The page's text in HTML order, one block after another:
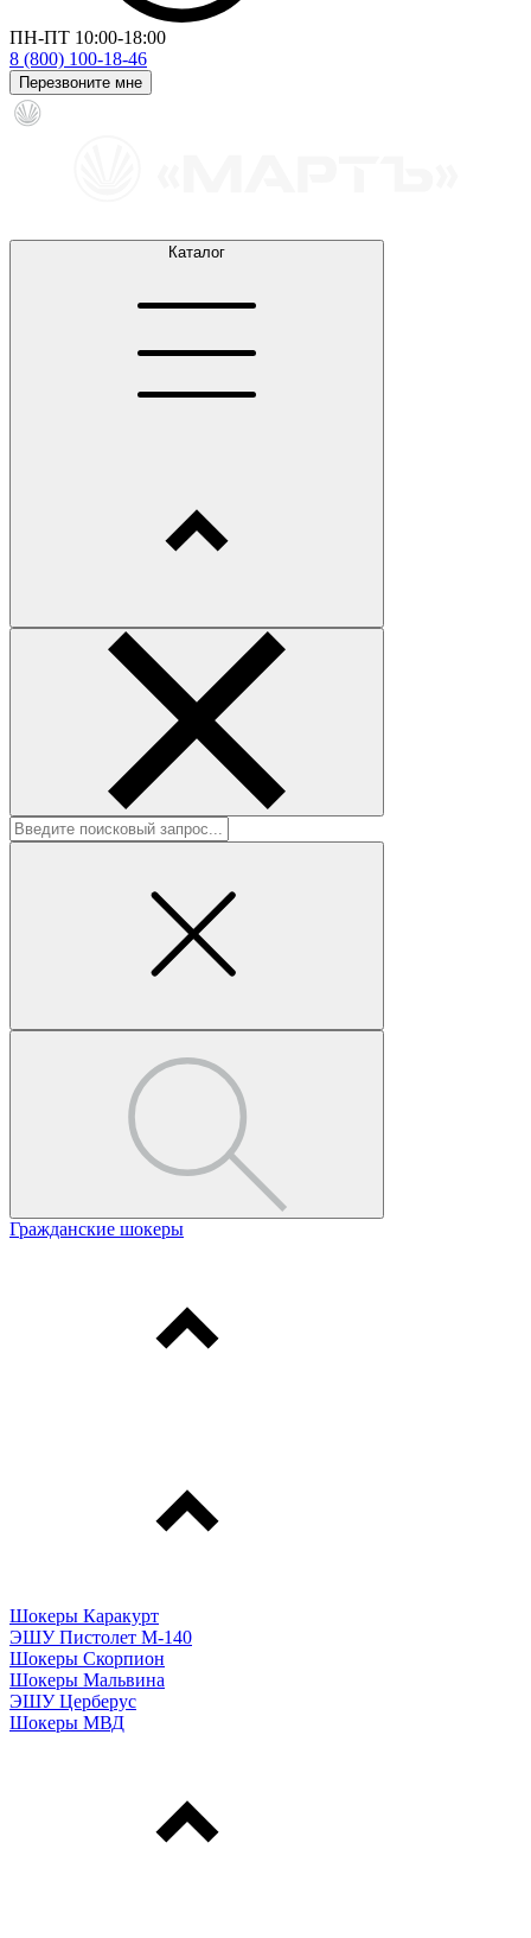
ПН-ПТ 10:00-18:00
8 (800) 100-18-46
Перезвоните мне
Каталог
Гражданские шокеры
Шокеры Каракурт
ЭШУ Пистолет М-140
Шокеры Скорпион
Шокеры Мальвина
ЭШУ Церберус
Шокеры МВД